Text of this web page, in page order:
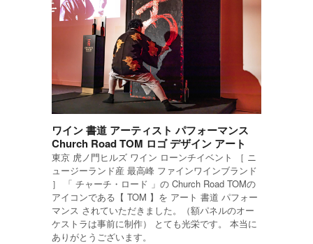
ワイン 書道 アーティスト パフォーマンス
Church Road TOM ロゴ デザイン アート
東京 虎ノ門ヒルズ ワイン ローンチイベント ［ ニ
ュージーランド産 最高峰 ファインワインブランド
］ 「 チャーチ・ロード 」の Church Road TOMの
アイコンである【 TOM 】を アート 書道 パフォー
マンス されていただきました。（額パネルのオー
ケストラは事前に制作） とても光栄です。 本当に
ありがとうございます。